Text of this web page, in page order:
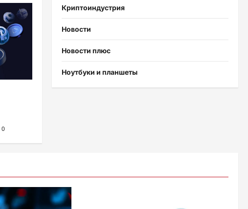
0
Криптоиндустрия
Новости
Новости плюс
Ноутбуки и планшеты